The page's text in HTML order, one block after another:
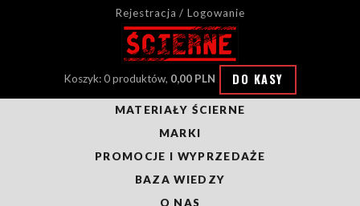
Rejestracja / Logowanie
Koszyk: 0 produktów, 0,00 PLN DO KASY
MATERIAŁY ŚCIERNE
MARKI
PROMOCJE I WYPRZEDAŻE
BAZA WIEDZY
O NAS